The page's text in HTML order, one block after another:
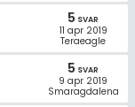
5 SVAR
11 apr 2019
Teraeagle
5 SVAR
9 apr 2019
Smaragdalena